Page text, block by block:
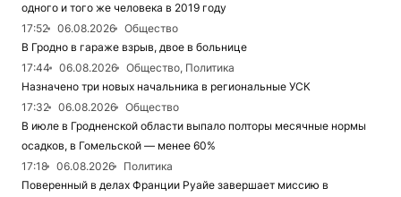
одного и того же человека в 2019 году
17:52
06.08.2026
Общество
В Гродно в гараже взрыв, двое в больнице
17:44
06.08.2026
Общество, Политика
Назначено три новых начальника в региональные УСК
17:32
06.08.2026
Общество
В июле в Гродненской области выпало полторы месячные нормы
осадков, в Гомельской — менее 60%
17:18
06.08.2026
Политика
Поверенный в делах Франции Руайе завершает миссию в